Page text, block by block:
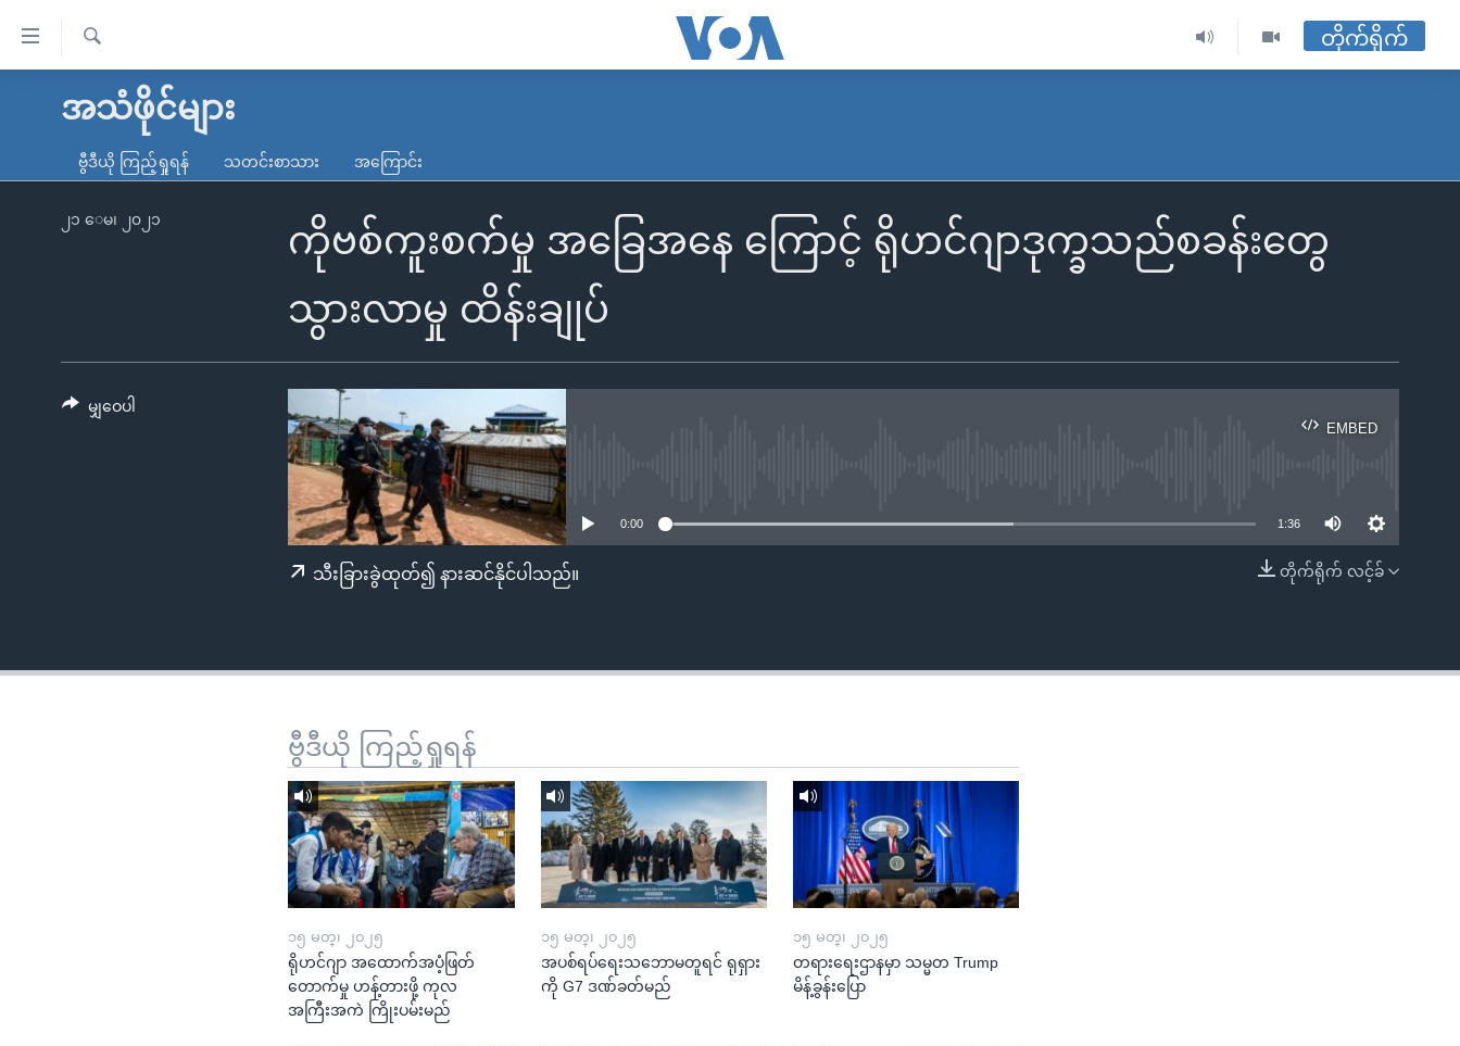
လွယ်ကူ
သည့်
ရန်
မူလစာမျက်နှာ
ကမ္ဘာ့သတင်းများ
နိုင်ငံတကာ
မကြေးမုံရဲ့ အင်္ဂလိပ်စာ
ရေဒီယို
ရေဒီယိုနှင့်ရုပ်သံ အချက်အလက်များ
ရ
တိုက်ရိုက်
အသံဖိုင်များ
ဗွီဒီယို ကြည့်ရှုရန် သတင်းစာသား အကြောင်း
ကိုဗစ်ကူးစက်မှု အခြေအနေ ကြောင့် ရိုဟင်ဂျာဒုက္ခသည်စခန်းတွေ
သွားလာမှု ထိန်းချုပ်
၂၁ ေမ၊ ၂၀၂၁
EMBED
EMBED
0:00 1:36
တိုက်ရိုက် လင့်ခ်
သီးခြားခွဲထုတ်၍ နားဆင်နိုင်ပါသည်။
မျှဝေပါ
ဗွီဒီယို ကြည့်ရှုရန်
၁၅ မတ္၊ ၂၀၂၅
ရိုဟင်ဂျာ အထောက်အပံ့ဖြတ်
တောက်မှု ဟန့်တားဖို့ ကုလ
အကြီးအကဲ ကြိုးပမ်းမည်
၁၅ မတ္၊ ၂၀၂၅
အပစ်ရပ်ရေးသဘောမတူရင် ရုရှား
ကို G7 ဒဏ်ခတ်မည်
၁၅ မတ္၊ ၂၀၂၅
တရားရေးဌာနမှာ သမ္မတ Trump
မိန့်ခွန်းပြော